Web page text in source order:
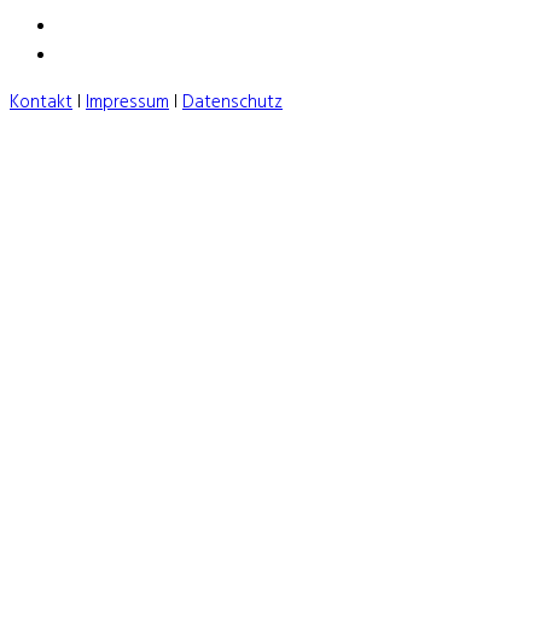
Kontakt I Impressum I Datenschutz